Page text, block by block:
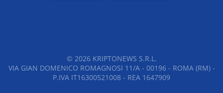
© 2026KRIPTONEWS S.R.L.
VIA GIAN DOMENICO ROMAGNOSI 11/A - 00196 - ROMA (RM) -
P.IVA IT16300521008 - REA 1647909